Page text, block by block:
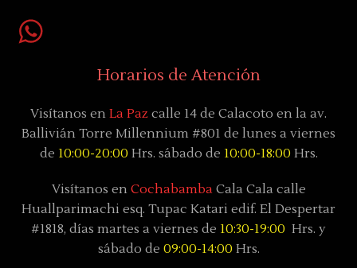
Horarios de Atención
Visítanos en La Paz calle 14 de Calacoto en la av.
Ballivián Torre Millennium #801 de lunes a viernes
de 10:00-20:00 Hrs. sábado de 10:00-18:00 Hrs.
Visítanos en CochabambaCala Cala calle
Huallparimachi esq. Tupac Katari edif. El Despertar
#1818, días martes a viernes de 10:30-19:00 Hrs. y
sábado de 09:00-14:00 Hrs.